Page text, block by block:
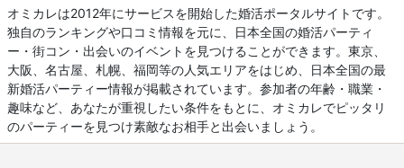
オミカレは2012年にサービスを開始した婚活ポータルサイトです。
独自のランキングや口コミ情報を元に、日本全国の婚活パーティ
ー・街コン・出会いのイベントを見つけることができます。東京、
大阪、名古屋、札幌、福岡等の人気エリアをはじめ、日本全国の最
新婚活パーティー情報が掲載されています。参加者の年齢・職業・
趣味など、あなたが重視したい条件をもとに、オミカレでピッタリ
のパーティーを見つけ素敵なお相手と出会いましょう。